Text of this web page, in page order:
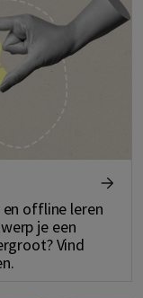
offline leren
je een
Vind